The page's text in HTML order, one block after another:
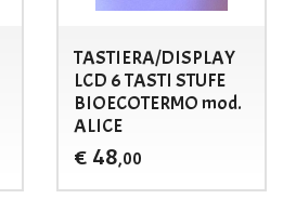
TASTIERA/DISPLAY
LCD 6 TASTI STUFE
BIOECOTERMO mod.
ALICE
€ 48,00